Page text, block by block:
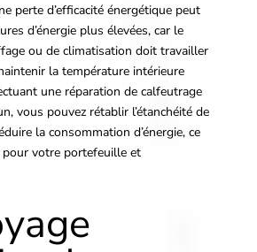
perte d’efficacité énergétique peut
d’énergie plus élevées, car le
ou de climatisation doit travailler
la température intérieure
une réparation de calfeutrage
vous pouvez rétablir l’étanchéité de
la consommation d’énergie, ce
votre portefeuille et